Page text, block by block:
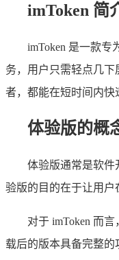
imToken 简
imToken 是一款
务，用户只需轻点几
者，都能在短时间内快
体验版的概
体验版通常是软件
验版的目的在于让用户
对于 imToken 而
载后的版本具备完整的